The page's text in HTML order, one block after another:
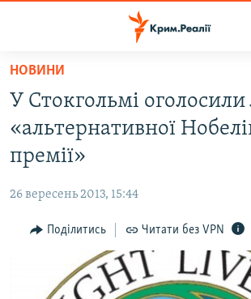
Перейти
основного
матеріалу
до
основної
навігації
Перейти
ВІДЕО ТА ФОТО
БЛОГИ
ПОГЛЯД
ВСЕ ЗА ДЕНЬ
НОВИНИ
У Стокгольмі оголосили
«альтернативної
премії»
26 вересень 2013, 15:44
Поділитись Читати без VPN